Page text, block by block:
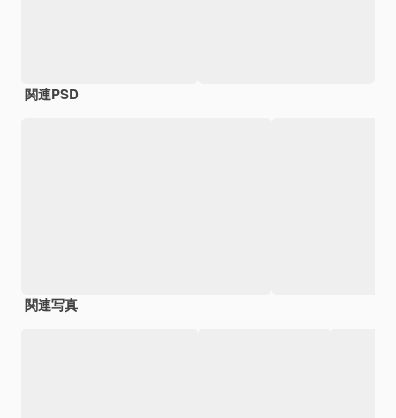
関連PSD
関連写真